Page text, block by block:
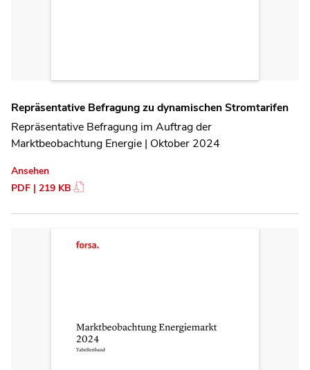
Repräsentative Befragung zu dynamischen Stromtarifen
Repräsentative Befragung im Auftrag der
Marktbeobachtung Energie | Oktober 2024
Ansehen
PDF | 219 KB